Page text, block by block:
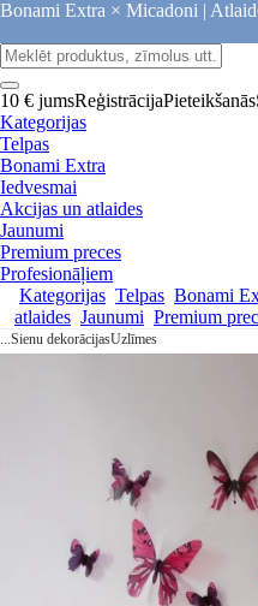
Bonami Extra × Micadoni |
10 € jumsReģistrācijaPieteikšanās
Kategorijas
Telpas
Bonami Extra
Iedvesmai
Akcijas un atlaides
Jaunumi
Premium preces
Profesionāļiem
Kategorijas Telpas Bonami
atlaides Jaunumi Premium
...Sienu dekorācijasUzlīmes